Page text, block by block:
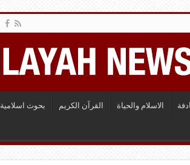
الاسلام والحياة القرآن الكريم بحوث اسلامية